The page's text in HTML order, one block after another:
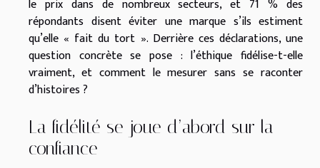
le prix dans de nombreux secteurs, et 71 % des
répondants disent éviter une marque s’ils estiment
qu’elle « fait du tort ». Derrière ces déclarations, une
question concrète se pose : l’éthique fidélise-t-elle
vraiment, et comment le mesurer sans se raconter
d’histoires ?
La fidélité se joue d’abord sur la
confiance